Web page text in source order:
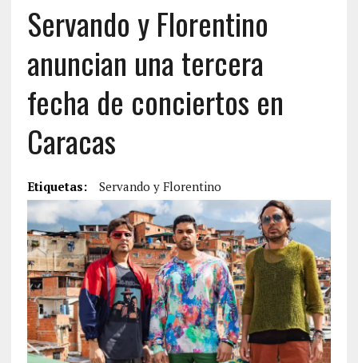
Servando y Florentino
anuncian una tercera
fecha de conciertos en
Caracas
Etiquetas: Servando y Florentino